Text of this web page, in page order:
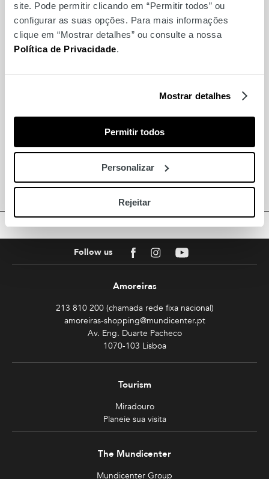
site. Pode permitir clicando em “Permitir todos” ou
configurar as suas opções. Para mais informações
clique em “Mostrar detalhes” ou consulte a nossa
Política de Privacidade.
Mostrar detalhes
Permitir todos
Personalizar
Rejeitar
BRANDS
Also for you
Soya Express
Lola Casademunt
Raquel Poço Jewellery
BACK TO TOP
Follow us FacebookInstagramYoutube
Amoreiras
213 810 200 (chamada rede fixa nacional)
amoreiras-shopping@mundicenter.pt
Av. Eng. Duarte Pacheco
1070-103 Lisboa
Tourism
Miradouro
Planeie sua visita
The Mundicenter
Mundicenter Group